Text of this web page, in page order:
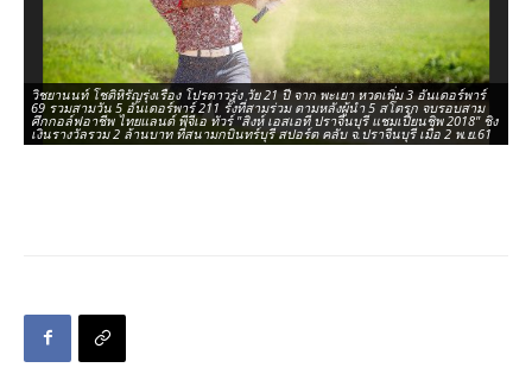
วิชยานนท์ โชติหิรัญรุ่งเรือง โปรดาวรุ่ง วัย 21 ปี จาก พะเยา หวดเพิ่ม 3 อันเดอร์พาร์
69 รวมสามวัน 5 อันเดอร์พาร์ 211 รั้งที่สามร่วม ตามหลังผู้นำ 5 สโตรก จบรอบสาม
ศึกกอล์ฟอาชีพ ไทยแลนด์ พีจีเอ ทัวร์ "สิงห์ เอสเอที ปราจีนบุรี แชมเปี้ยนชิพ 2018" ชิง
เงินรางวัลรวม 2 ล้านบาท ที่สนามกบินทร์บุรี สปอร์ต คลับ จ.ปราจีนบุรี เมื่อ 2 พ.ย.61